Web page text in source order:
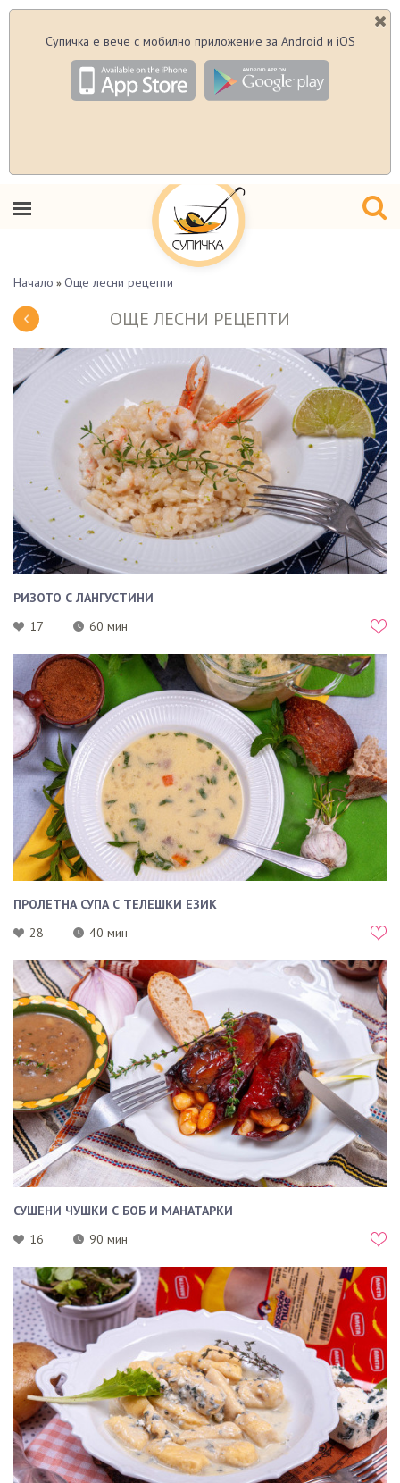
Супичка е вече с мобилно приложение за Android и iOS
Начало » Още лесни рецепти
ОЩЕ ЛЕСНИ РЕЦЕПТИ
РИЗОТО С ЛАНГУСТИНИ
17
60 мин
ПРОЛЕТНА СУПА С ТЕЛЕШКИ ЕЗИК
28
40 мин
СУШЕНИ ЧУШКИ С БОБ И МАНАТАРКИ
16
90 мин